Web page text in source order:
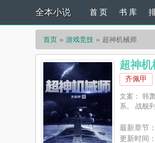
全本小说 首 页 书 库
首页 游戏竞技 超神机械师
超神机
齐佩甲
文案： 韩
系。 战舰
最新章节：
更新时间